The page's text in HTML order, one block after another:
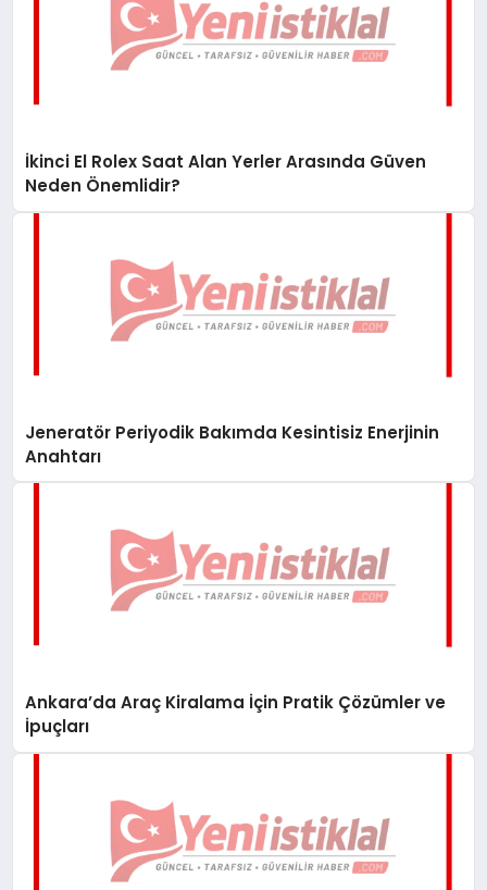
İkinci El Rolex Saat Alan Yerler Arasında Güven
Neden Önemlidir?
Jeneratör Periyodik Bakımda Kesintisiz Enerjinin
Anahtarı
Ankara’da Araç Kiralama İçin Pratik Çözümler ve
İpuçları